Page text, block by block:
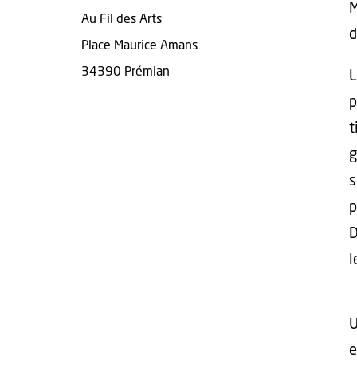
Au Fil des Arts
Place Maurice Amans
34390 Prémian